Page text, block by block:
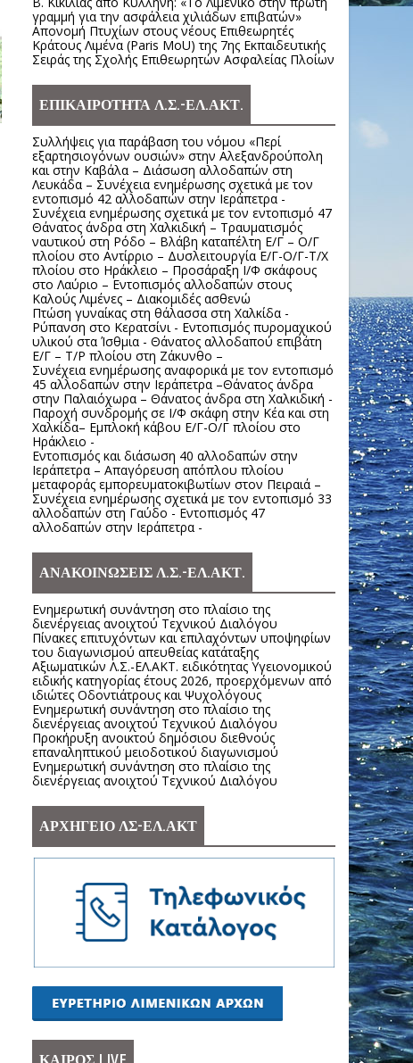
γραμμή για την ασφάλεια χιλιάδων επιβατών»
Απονομή Πτυχίων στους νέους Επιθεωρητές
Κράτους Λιμένα (Paris MoU) της 7ης Εκπαιδευτικής
Σειράς της Σχολής Επιθεωρητών Ασφαλείας Πλοίων
ΕΠΙΚΑΙΡΟΤΗΤΑ Λ.Σ.-ΕΛ.ΑΚΤ.
Συλλήψεις για παράβαση του νόμου «Περί
εξαρτησιογόνων ουσιών» στην Αλεξανδρούπολη
και στην Καβάλα – Διάσωση αλλοδαπών στη
Λευκάδα – Συνέχεια ενημέρωσης σχετικά με τον
εντοπισμό 42 αλλοδαπών στην Ιεράπετρα -
Συνέχεια ενημέρωσης σχετικά με τον εντοπισμό 47
Θάνατος άνδρα στη Χαλκιδική – Τραυματισμός
ναυτικού στη Ρόδο – Βλάβη καταπέλτη Ε/Γ – Ο/Γ
πλοίου στο Αντίρριο – Δυσλειτουργία Ε/Γ-Ο/Γ-Τ/Χ
πλοίου στο Ηράκλειο – Προσάραξη Ι/Φ σκάφους
στο Λαύριο – Εντοπισμός αλλοδαπών στους
Καλούς Λιμένες – Διακομιδές ασθενώ
Πτώση γυναίκας στη θάλασσα στη Χαλκίδα -
Ρύπανση στο Κερατσίνι - Εντοπισμός πυρομαχικού
υλικού στα Ίσθμια - Θάνατος αλλοδαπού επιβάτη
Ε/Γ – Τ/Ρ πλοίου στη Ζάκυνθο –
Συνέχεια ενημέρωσης αναφορικά με τον εντοπισμό
45 αλλοδαπών στην Ιεράπετρα –Θάνατος άνδρα
στην Παλαιόχωρα – Θάνατος άνδρα στη Χαλκιδική -
Παροχή συνδρομής σε Ι/Φ σκάφη στην Κέα και στη
Χαλκίδα– Εμπλοκή κάβου Ε/Γ-Ο/Γ πλοίου στο
Ηράκλειο -
Εντοπισμός και διάσωση 40 αλλοδαπών στην
Ιεράπετρα – Απαγόρευση απόπλου πλοίου
μεταφοράς εμπορευματοκιβωτίων στον Πειραιά –
Συνέχεια ενημέρωσης σχετικά με τον εντοπισμό 33
αλλοδαπών στη Γαύδο - Εντοπισμός 47
αλλοδαπών στην Ιεράπετρα -
ΑΝΑΚΟΙΝΩΣΕΙΣ Λ.Σ.-ΕΛ.ΑΚΤ.
Ενημερωτική συνάντηση στο πλαίσιο της
διενέργειας ανοιχτού Τεχνικού Διαλόγου
Πίνακες επιτυχόντων και επιλαχόντων υποψηφίων
του διαγωνισμού απευθείας κατάταξης
Αξιωματικών Λ.Σ.-ΕΛ.ΑΚΤ. ειδικότητας Υγειονομικού
ειδικής κατηγορίας έτους 2026, προερχόμενων από
ιδιώτες Οδοντιάτρους και Ψυχολόγους
Ενημερωτική συνάντηση στο πλαίσιο της
διενέργειας ανοιχτού Τεχνικού Διαλόγου
Προκήρυξη ανοικτού δημόσιου διεθνούς
επαναληπτικού μειοδοτικού διαγωνισμού
Ενημερωτική συνάντηση στο πλαίσιο της
διενέργειας ανοιχτού Τεχνικού Διαλόγου
ΑΡΧΗΓΕΙΟ ΛΣ-ΕΛ.ΑΚΤ